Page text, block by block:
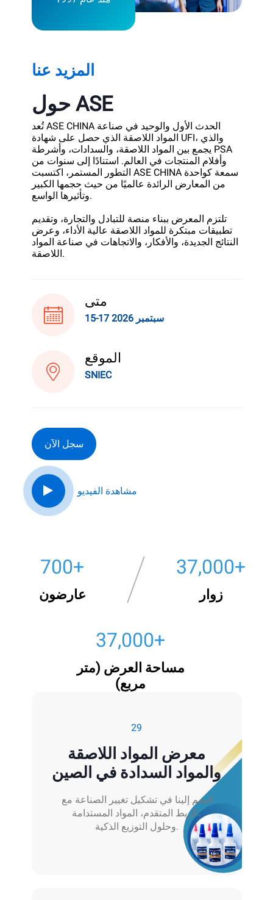
المزيد عنا
حول ASE
تُعد ASE CHINA الحدث الأول والوحيد في صناعة
المواد اللاصقة الذي حصل على شهادة UFI، والذي
يجمع بين المواد اللاصقة، والسدادات، وأشرطة PSA
وأفلام المنتجات في العالم. استنادًا إلى سنوات من
التطور المستمر، اكتسبت ASE CHINA سمعة كواحدة
من المعارض الرائدة عالميًا من حيث حجمها الكبير
وتأثيرها الواسع.
تلتزم المعرض ببناء منصة للتبادل والتجارة، وتقديم
تطبيقات مبتكرة للمواد اللاصقة عالية الأداء، وعرض
النتائج الجديدة، والأفكار، والاتجاهات في صناعة المواد
اللاصقة.
متى
15-17 سبتمبر 2026
الموقع
SNIEC
سجل الآن
مشاهدة الفيديو
700+
عارضون
40,000+
زوار
40,000+
مساحة العرض (متر
مربع)
29
معرض المواد اللاصقة
والمواد السدادة في الصين
انضم إلينا في تشكيل تغيير الصناعة مع
الربط المتقدم، المواد المستدامة،
وحلول التوزيع الذكية.